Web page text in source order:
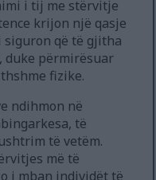
i tij me stërvitje
krijon një qasje
që të gjitha
duke përmirësuar
fizike.
ndihmon në
të
të vetëm.
më të
i mban individët të